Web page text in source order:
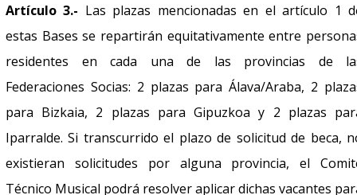
Artículo 3.- Las plazas mencionadas en el artículo 1
estas Bases se repartirán equitativamente entre
residentes en cada una de las provincias de
Federaciones Socias: 2 plazas para Álava/Araba, 2
para Bizkaia, 2 plazas para Gipuzkoa y 2 plazas
Iparralde. Si transcurrido el plazo de solicitud de beca,
existieran solicitudes por alguna provincia, el
Técnico Musical podrá resolver aplicar dichas vacantes